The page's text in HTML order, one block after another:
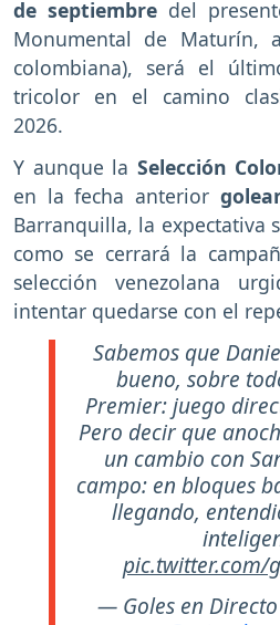
de septiembre del
Monumental de Maturín,
colombiana), será el
tricolor en el camino
2026.
Y aunque la Selección
en la fecha anterior
Barranquilla, la expectativa
como se cerrará la
selección venezolana
intentar quedarse con el
Sabemos que
bueno, sobre
Premier: juego
Pero decir que
un cambio con
campo: en bloques
llegando,
pic.twitter.com/
— Goles en